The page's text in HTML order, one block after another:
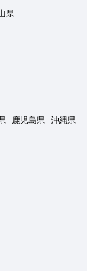
県
鹿児島県 沖縄県